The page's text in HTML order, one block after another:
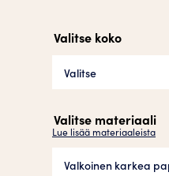
Valitse koko
Valitse materiaali
Lue lisää materiaaleista